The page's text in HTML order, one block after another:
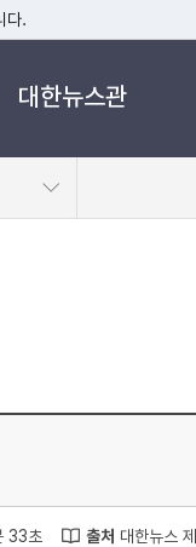
다.
관이 관리하는 누리집입니
대한뉴스관
33초 출처 대한뉴스